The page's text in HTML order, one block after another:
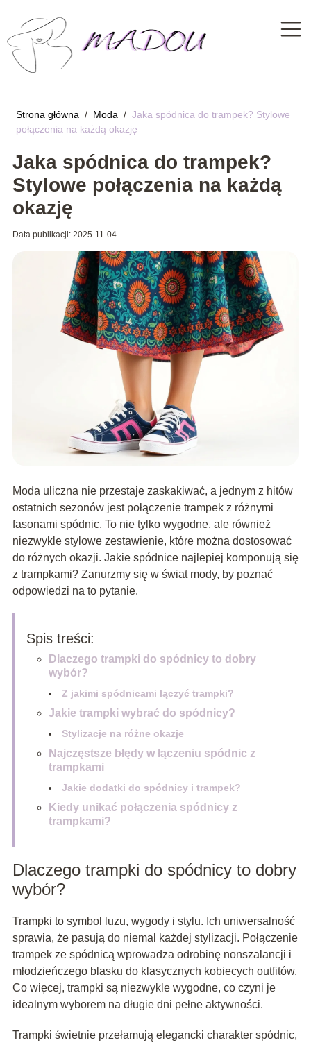
Strona główna / Moda / Jaka spódnica do trampek? Stylowe
połączenia na każdą okazję
Jaka spódnica do trampek?
Stylowe połączenia na każdą
okazję
Data publikacji: 2025-11-04
Moda uliczna nie przestaje zaskakiwać, a jednym z hitów
ostatnich sezonów jest połączenie trampek z różnymi
fasonami spódnic. To nie tylko wygodne, ale również
niezwykle stylowe zestawienie, które można dostosować
do różnych okazji. Jakie spódnice najlepiej komponują się
z trampkami? Zanurzmy się w świat mody, by poznać
odpowiedzi na to pytanie.
Spis treści:
Dlaczego trampki do spódnicy to dobry
wybór?
Z jakimi spódnicami łączyć trampki?
Jakie trampki wybrać do spódnicy?
Stylizacje na różne okazje
Najczęstsze błędy w łączeniu spódnic z
trampkami
Jakie dodatki do spódnicy i trampek?
Kiedy unikać połączenia spódnicy z
trampkami?
Dlaczego trampki do spódnicy to dobry
wybór?
Trampki to symbol luzu, wygody i stylu. Ich uniwersalność
sprawia, że pasują do niemal każdej stylizacji. Połączenie
trampek ze spódnicą wprowadza odrobinę nonszalancji i
młodzieńczego blasku do klasycznych kobiecych outfitów.
Co więcej, trampki są niezwykle wygodne, co czyni je
idealnym wyborem na długie dni pełne aktywności.
Trampki świetnie przełamują elegancki charakter spódnic,